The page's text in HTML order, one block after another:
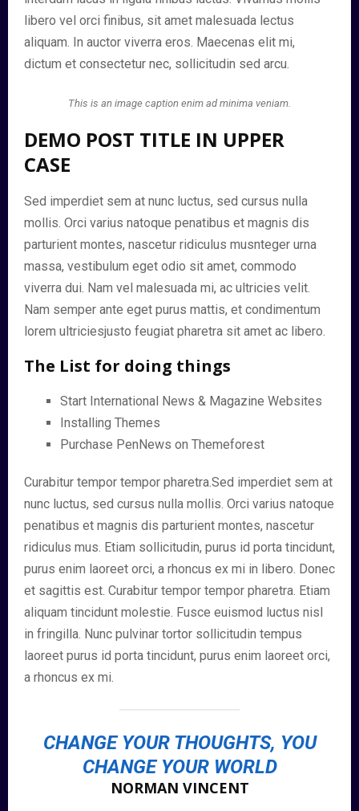
libero vel orci finibus, sit amet malesuada lectus
aliquam. In auctor viverra eros. Maecenas elit mi,
dictum et consectetur nec, sollicitudin sed arcu.
This is an image caption enim ad minima veniam.
DEMO POST TITLE IN UPPER
CASE
Sed imperdiet sem at nunc luctus, sed cursus nulla
mollis. Orci varius natoque penatibus et magnis dis
parturient montes, nascetur ridiculus musnteger urna
massa, vestibulum eget odio sit amet, commodo
viverra dui. Nam vel malesuada mi, ac ultricies velit.
Nam semper ante eget purus mattis, et condimentum
lorem ultriciesjusto feugiat pharetra sit amet ac libero.
The List for doing things
Start International News & Magazine Websites
Installing Themes
Purchase PenNews on Themeforest
Curabitur tempor tempor pharetra.Sed imperdiet sem at
nunc luctus, sed cursus nulla mollis. Orci varius natoque
penatibus et magnis dis parturient montes, nascetur
ridiculus mus. Etiam sollicitudin, purus id porta tincidunt,
purus enim laoreet orci, a rhoncus ex mi in libero. Donec
et sagittis est. Curabitur tempor tempor pharetra. Etiam
aliquam tincidunt molestie. Fusce euismod luctus nisl
in fringilla. Nunc pulvinar tortor sollicitudin tempus
laoreet purus id porta tincidunt, purus enim laoreet orci,
a rhoncus ex mi.
CHANGE YOUR THOUGHTS, YOU
CHANGE YOUR WORLD
NORMAN VINCENT